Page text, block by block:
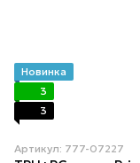
Новинка
3
3
Артикул: 777-07227